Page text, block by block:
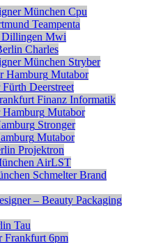
München Cpu
Teampenta
Dillingen Mwi
Charles
München Stryber
Hamburg Mutabor
Fürth Deerstreet
Finanz Informatik
Hamburg Mutabor
Stronger
Mutabor
Projektron
AirLST
Schmelter Brand
– Beauty Packaging
Tau
Frankfurt 6pm